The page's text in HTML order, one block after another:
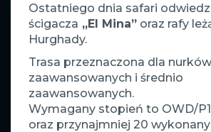
Ostatniego dnia safari
ścigacza „El Mina” oraz rafy
Hurghady.
Trasa przeznaczona dla nurków
zaawansowanych i średnio
zaawansowanych.
Wymagany stopień to OWD/P1
oraz przynajmniej 20